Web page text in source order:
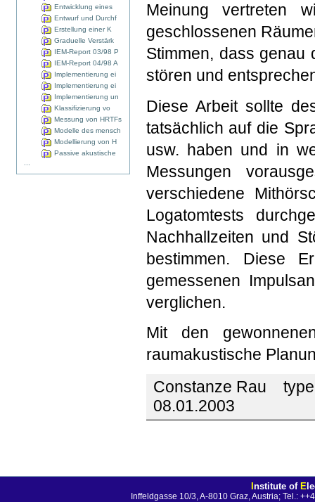
Entwicklung eines
Entwurf und Durchf
Erstellung einer K
Graduelle Verstärk
IEM-Report 03/98 P
IEM-Report 04/98 A
Implementierung ei
Implementierung ei
Implementierung un
Klassifizierung vo
Messung von HRTFs
Modelle des mensch
Modellierung von H
Passive akustische
Meinung vertreten
geschlossenen
Stimmen, dass genau
stören und
Diese Arbeit sollte
tatsächlich auf die
usw. haben und in
Messungen
verschiedene
Logatomtests
Nachhallzeiten und
bestimmen. Diese
gemessenen
verglichen.
Mit den
raumakustische
Constanze Rau
08.01.2003
Institute of E
Inffeldgasse 10/3, A-8010 Graz, Austria; Tel.: